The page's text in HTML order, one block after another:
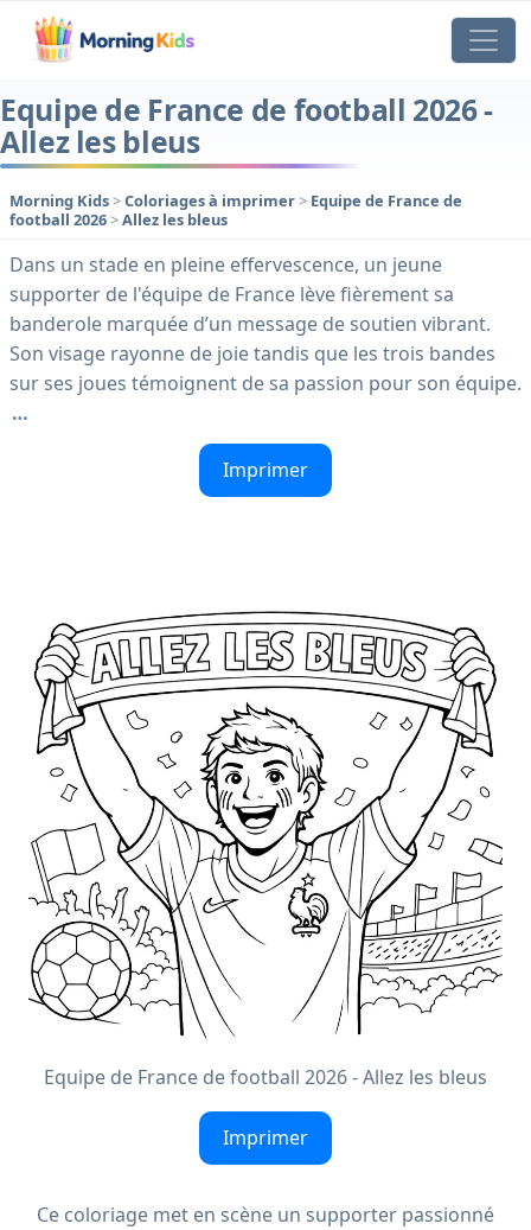
Equipe de France de football 2026 -
Allez les bleus
Morning Kids>Coloriages à imprimer> Equipe de France de
football 2026>Allez les bleus
Dans un stade en pleine effervescence, un jeune
supporter de l'équipe de France lève fièrement sa
banderole marquée d’un message de soutien vibrant.
Son visage rayonne de joie tandis que les trois bandes
sur ses joues témoignent de sa passion pour son équipe.
…
Imprimer
Equipe de France de football 2026 - Allez les bleus
Imprimer
Ce coloriage met en scène un supporter passionné